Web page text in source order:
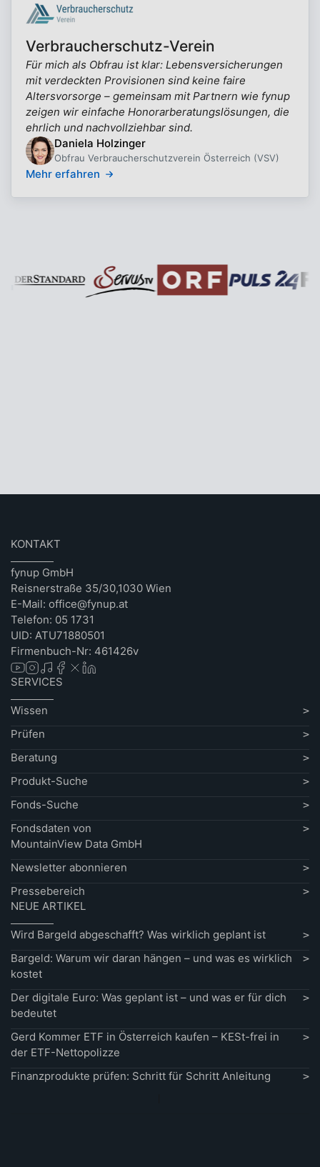
Verbraucherschutz-Verein
Für mich als Obfrau ist klar: Lebensversicherungen
mit verdeckten Provisionen sind keine faire
Altersvorsorge – gemeinsam mit Partnern wie fynup
zeigen wir einfache Honorarberatungslösungen, die
ehrlich und nachvollziehbar sind.
Daniela Holzinger
Obfrau Verbraucherschutzverein Österreich (VSV)
Mehr erfahren
KONTAKT
fynup GmbH
Reisnerstraße 35/30,1030 Wien
E-Mail: office@fynup.at
Telefon: 05 1731
UID: ATU71880501
Firmenbuch-Nr: 461426v
SERVICES
Wissen
Prüfen
Beratung
Produkt-Suche
Fonds-Suche
Fondsdaten von
MountainView Data GmbH
Newsletter abonnieren
Pressebereich
NEUE ARTIKEL
Wird Bargeld abgeschafft? Was wirklich geplant ist
Bargeld: Warum wir daran hängen – und was es wirklich
kostet
Der digitale Euro: Was geplant ist – und was er für dich
bedeutet
Gerd Kommer ETF in Österreich kaufen – KESt-frei in
der ETF-Nettopolizze
Finanzprodukte prüfen: Schritt für Schritt Anleitung